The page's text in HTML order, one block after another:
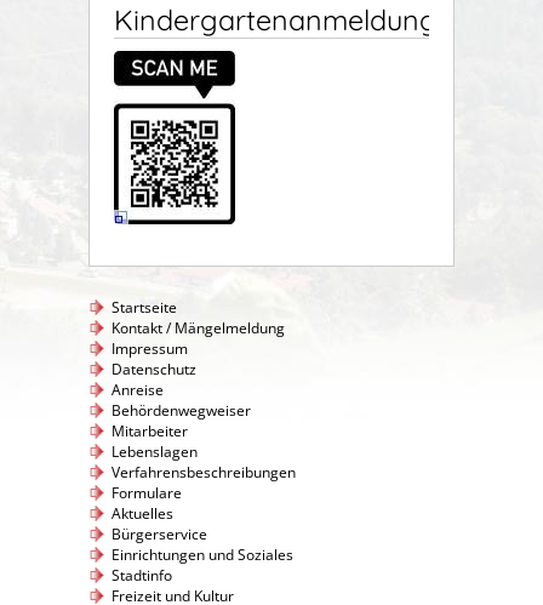
Kindergartenanmeldung
Startseite
Kontakt / Mängelmeldung
Impressum
Datenschutz
Anreise
Behördenwegweiser
Mitarbeiter
Lebenslagen
Verfahrensbeschreibungen
Formulare
Aktuelles
Bürgerservice
Einrichtungen und Soziales
Stadtinfo
Freizeit und Kultur